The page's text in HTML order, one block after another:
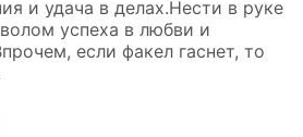
и удача в делах.Нести в руке
успеха в любви и
если факел гаснет, то